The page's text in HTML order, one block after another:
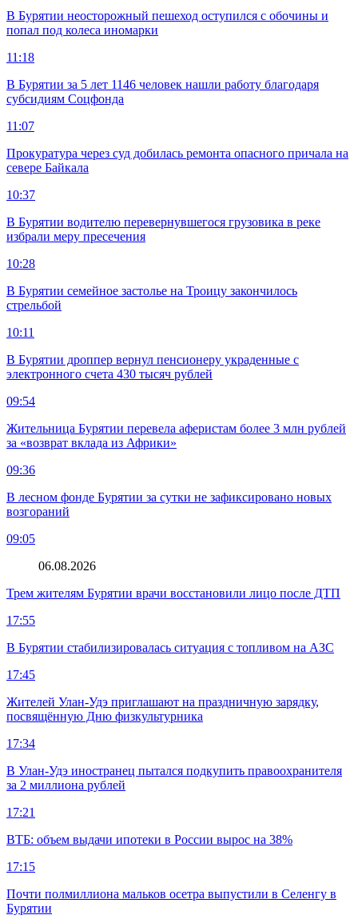
В Бурятии неосторожный пешеход оступился с обочины и
попал под колеса иномарки
11:18
В Бурятии за 5 лет 1146 человек нашли работу благодаря
субсидиям Соцфонда
11:07
Прокуратура через суд добилась ремонта опасного причала на
севере Байкала
10:37
В Бурятии водителю перевернувшегося грузовика в реке
избрали меру пресечения
10:28
В Бурятии семейное застолье на Троицу закончилось
стрельбой
10:11
В Бурятии дроппер вернул пенсионеру украденные с
электронного счета 430 тысяч рублей
09:54
Жительница Бурятии перевела аферистам более 3 млн рублей
за «возврат вклада из Африки»
09:36
В лесном фонде Бурятии за сутки не зафиксировано новых
возгораний
09:05
06.08.2026
Трем жителям Бурятии врачи восстановили лицо после ДТП
17:55
В Бурятии стабилизировалась ситуация с топливом на АЗС
17:45
Жителей Улан-Удэ приглашают на праздничную зарядку,
посвящённую Дню физкультурника
17:34
В Улан-Удэ иностранец пытался подкупить правоохранителя
за 2 миллиона рублей
17:21
ВТБ: объем выдачи ипотеки в России вырос на 38%
17:15
Почти полмиллиона мальков осетра выпустили в Селенгу в
Бурятии